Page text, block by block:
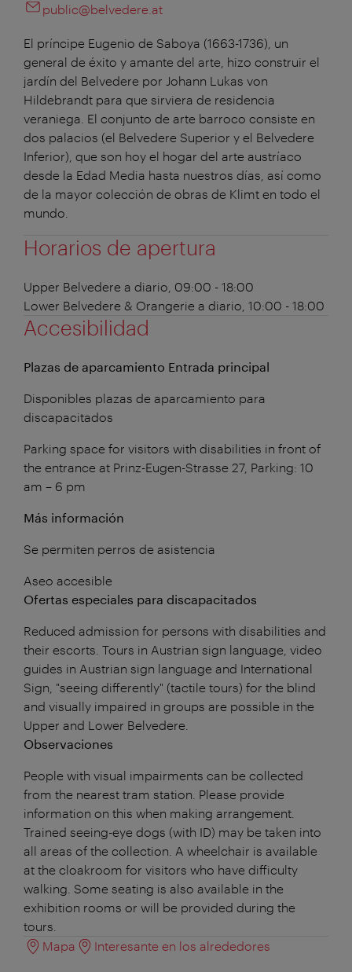
public@belvedere.at
El príncipe Eugenio de Saboya (1663-1736), un
general de éxito y amante del arte, hizo construir el
jardín del Belvedere por Johann Lukas von
Hildebrandt para que sirviera de residencia
veraniega. El conjunto de arte barroco consiste en
dos palacios (el Belvedere Superior y el Belvedere
Inferior), que son hoy el hogar del arte austríaco
desde la Edad Media hasta nuestros días, así como
de la mayor colección de obras de Klimt en todo el
mundo.
Horarios de apertura
Upper Belvedere a diario, 09:00 - 18:00
Lower Belvedere & Orangerie a diario, 10:00 - 18:00
Accesibilidad
Plazas de aparcamiento Entrada principal
Disponibles plazas de aparcamiento para
discapacitados
Parking space for visitors with disabilities in front of
the entrance at Prinz-Eugen-Strasse 27, Parking: 10
am – 6 pm
Más información
Se permiten perros de asistencia
Aseo accesible
Ofertas especiales para discapacitados
Reduced admission for persons with disabilities and
their escorts. Tours in Austrian sign language, video
guides in Austrian sign language and International
Sign, "seeing differently" (tactile tours) for the blind
and visually impaired in groups are possible in the
Upper and Lower Belvedere.
Observaciones
People with visual impairments can be collected
from the nearest tram station. Please provide
information on this when making arrangement.
Trained seeing-eye dogs (with ID) may be taken into
all areas of the collection. A wheelchair is available
at the cloakroom for visitors who have difficulty
walking. Some seating is also available in the
exhibition rooms or will be provided during the
tours.
Mapa
Interesante en los alrededores